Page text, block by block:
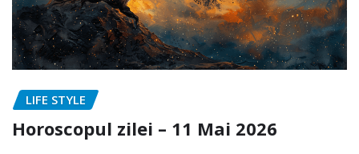
LIFE STYLE
Horoscopul zilei – 11 Mai 2026